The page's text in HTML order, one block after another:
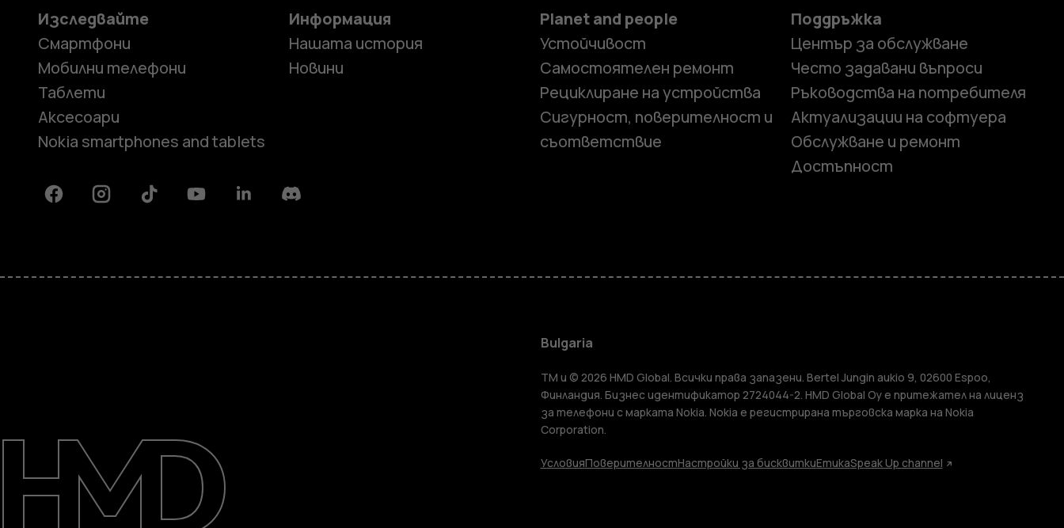
Мобилни телефони
Аксесоари
Таблети
Поддръжка
Bulgaria
Изследвайте
Смартфони
Мобилни телефони
Таблети
Аксесоари
Nokia smartphones and tablets
Информация
Нашата история
Новини
Planet and people
Устойчивост
Самостоятелен ремонт
Рециклиране на устройства
Сигурност, поверителност и
съответствие
Поддръжка
Център за обслужване
Често задавани въпроси
Ръководства на потребителя
Актуализации на софтуера
Обслужване и ремонт
Достъпност
FacebookInstagramTiktok YoutubeLinkedinDiscord
Bulgaria
TM и © 2026 HMD Global. Всички права запазени. Bertel Jungin aukio 9, 02600 Espoo,
Финландия. Бизнес идентификатор 2724044-2. HMD Global Oy е притежател на лиценз
за телефони с марката Nokia. Nokia е регистрирана търговска марка на Nokia
Corporation.
УсловияПоверителностНастройки за бисквиткиЕтикаSpeak Up channel